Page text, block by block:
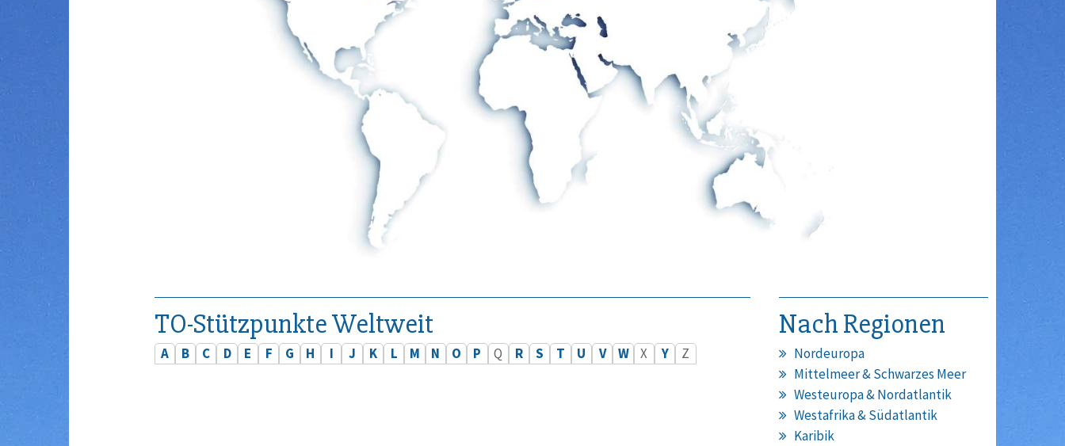
TO-Stützpunkte Weltweit
A B C D E F G H I J K L M N O P Q R S T U V W X Y Z
Nach Regionen
Nordeuropa
Mittelmeer & Schwarzes Meer
Westeuropa & Nordatlantik
Westafrika & Südatlantik
Karibik